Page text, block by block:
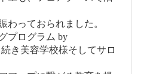
わっておられました。
プログラム by
き美容学校様そしてサロ